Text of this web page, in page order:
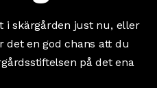
i skärgården just nu, eller
det en god chans att du
på det ena